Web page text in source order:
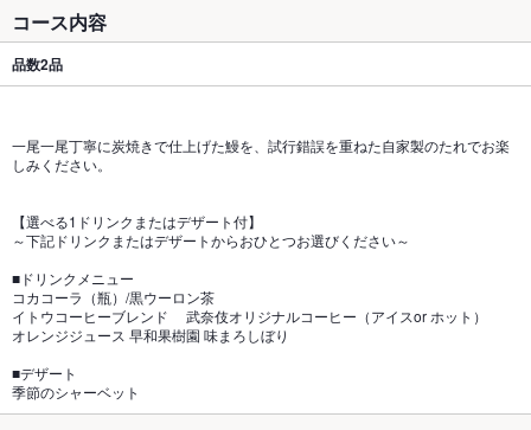
コース内容
品数2品
一尾一尾丁寧に炭焼きで仕上げた鰻を、試行錯誤を重ねた自家製のたれでお楽
しみください。
【選べる1ドリンクまたはデザート付】
～下記ドリンクまたはデザートからおひとつお選びください～
■ドリンクメニュー
コカコーラ（瓶）/黒ウーロン茶
イトウコーヒーブレンド 武奈伎オリジナルコーヒー（アイスor ホット）
オレンジジュース 早和果樹園 味まろしぼり
■デザート
季節のシャーベット